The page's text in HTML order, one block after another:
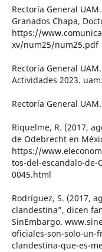
Rectoría General
Granados Chapa,
https://
xv/num25/num25.pdf
Rectoría General
Actividades 2023. uam.
Rectoría General
Riquelme, R. (2017,
de Odebrecht en
https://
tos-del-escandalo-de-
0045.html
Rodríguez, S. (2017,
clandestina”, dicen
SinEmbargo.
oficiales-son-solo-un-
clandestina-que-es-